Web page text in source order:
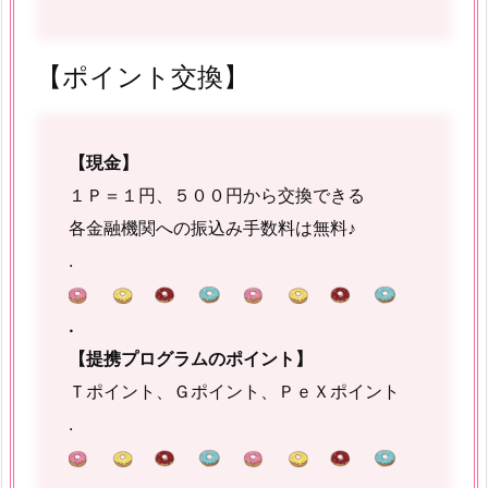
【ポイント交換】
【現金】
１Ｐ＝１円、５００円から交換できる
各金融機関への振込み手数料は無料♪
.
.
【提携プログラムのポイント】
Ｔポイント、Ｇポイント、ＰｅＸポイント
.